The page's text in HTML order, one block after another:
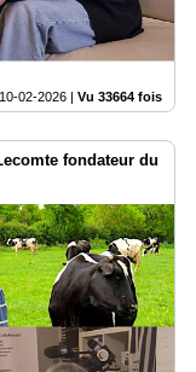
10-02-2026 Vu 33664 fois
fondateur du